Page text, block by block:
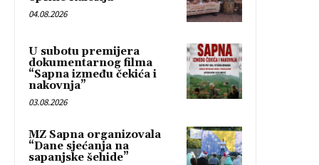
04.08.2026
U subotu premijera
dokumentarnog filma
“Sapna između čekića i
nakovnja”
03.08.2026
MZ Sapna organizovala
“Dane sjećanja na
sapanjske šehide”